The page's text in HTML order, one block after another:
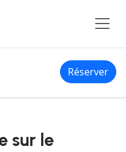
Réserver
sur le